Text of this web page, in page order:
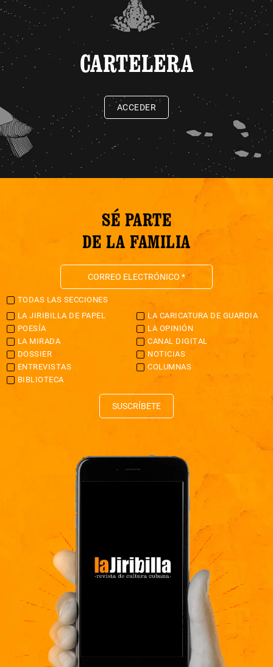
CARTELERA
ACCEDER
SÉ PARTE
DE LA FAMILIA
TODAS LAS SECCIONES
LA JIRIBILLA DE PAPEL
LA CARICATURA DE GUARDIA
POESÍA
LA OPINIÓN
LA MIRADA
CANAL DIGITAL
DOSSIER
NOTICIAS
ENTREVISTAS
COLUMNAS
BIBLIOTECA
SUSCRÍBETE